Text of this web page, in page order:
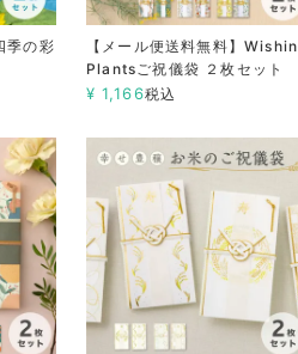
季の彩
【メール便送料無料】
Plantsご祝儀袋 ２枚セット
¥ 1,166税込